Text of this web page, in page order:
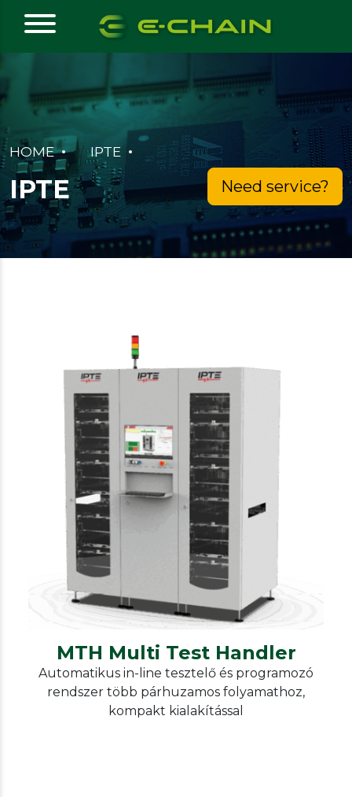
HOME IPTE
IPTE Need service?
IPTE
Test handlers
MTH Multi Test Handler
MTH Multi Test Handler
Automatikus in-line tesztelő és programozó
rendszer több párhuzamos folyamathoz,
kompakt kialakítással